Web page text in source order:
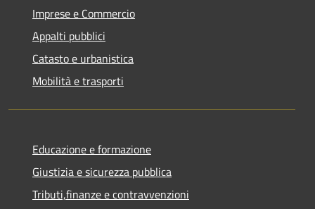
Imprese e Commercio
Appalti pubblici
Catasto e urbanistica
Mobilità e trasporti
Educazione e formazione
Giustizia e sicurezza pubblica
Tributi,finanze e contravvenzioni